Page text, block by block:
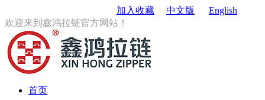
加入收藏 中文版
English
欢迎来到鑫鸿拉链官方网站！
首页